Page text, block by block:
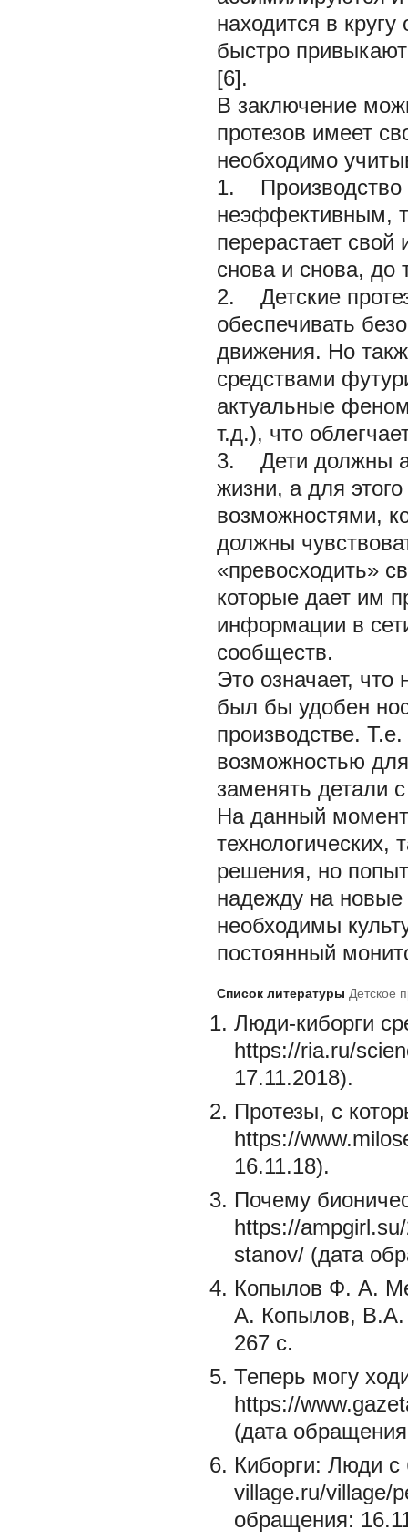
находится в
быстро
[6].
В заключение
протезов имеет
необходимо
1.
Производство
неэффективным,
перерастает
снова и снова, до
2.
Детские
обеспечивать
движения. Но
средствами
актуальные
т.д.), что
3.
Дети должны
жизни, а для
возможностями,
должны
«превосходить»
которые дает им
информации в
сообществ.
Это означает, что
был бы удобен
производстве.
возможностью для
заменять детали
На данный
технологических,
решения, но
надежду на новые
необходимы
постоянный
Список литературы Детское
Люди-киборги
https://ria.ru/
17.11.2018).
Протезы, с
https://
16.11.18).
Почему
https://
stanov/ (дата
Копылов Ф. А.
А. Копылов,
267 с.
Теперь могу
https://
(дата
Киборги: Люди с
village.ru/village/
обращения: